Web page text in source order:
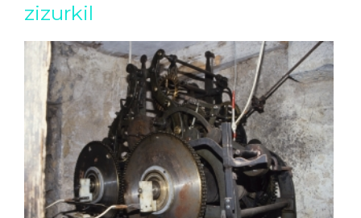
zizurkil